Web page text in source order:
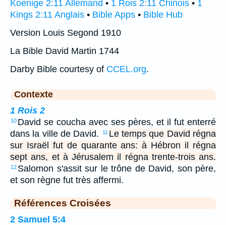
Koenige 2:11 Allemand • 1 Rois 2:11 Chinois • 1
Kings 2:11 Anglais • Bible Apps • Bible Hub
Version Louis Segond 1910
La Bible David Martin 1744
Darby Bible courtesy of CCEL.org.
Contexte
1 Rois 2
10 David se coucha avec ses pères, et il fut enterré
dans la ville de David.
11 Le temps que David régna
sur Israël fut de quarante ans: à Hébron il régna
sept ans, et à Jérusalem il régna trente-trois ans.
12 Salomon s'assit sur le trône de David, son père,
et son règne fut très affermi.
Références Croisées
2 Samuel 5:4